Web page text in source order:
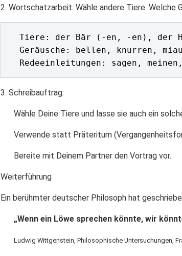
2. Wortschatzarbeit: Wähle andere Tiere. Welche
3. Schreibauftrag:
Wähle Deine Tiere und lasse sie auch ein
Verwende statt Präteritum
Bereite mit Deinem Partner den Vortrag vor.
Weiterführung
Ein berühmter deutscher Philosoph hat
„Wenn ein Löwe sprechen könnte, wir
Ludwig Wittgenstein, Philosophische Untersuchungen,